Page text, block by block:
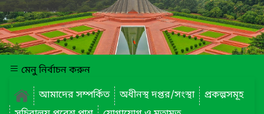
মেনু নির্বাচন করুন
আমাদের সম্পর্কিত
অধীনস্থ দপ্তর/সংস্থা
প্রকল্পসমূহ